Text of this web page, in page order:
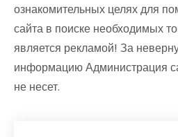
ознакомительных целях для
сайта в поиске необходимых
является рекламой! За
информацию Администрация
не несет.